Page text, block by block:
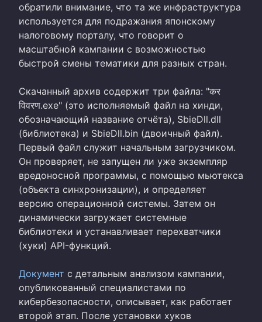
обратили внимание, что та же инфраструктура
используется для подражания японскому
налоговому порталу, что говорит о
масштабной кампании с возможностью
быстрой смены тематики для разных стран.
Скачанный архив содержит три файла: "कर
विवरण.exe" (это исполняемый файл на хинди,
обозначающий название отчёта), SbieDll.dll
(библиотека) и SbieDll.bin (двоичный файл).
Первый файл служит начальным загрузчиком.
Он проверяет, не запущен ли уже экземпляр
вредоносной программы, с помощью мьютекса
(объекта синхронизации), и определяет
версию операционной системы. Затем он
динамически загружает системные
библиотеки и устанавливает перехватчики
(хуки) API-функций.
Документ с детальным анализом кампании,
опубликованный специалистами по
кибербезопасности, описывает, как работает
второй этап. После установки хуков